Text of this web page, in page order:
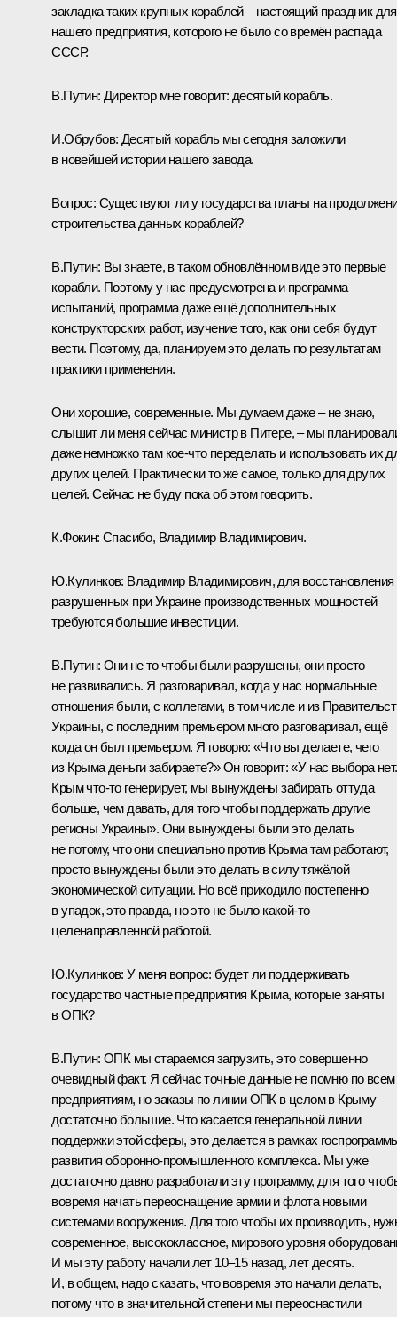
закладка таких крупных кораблей – настоящий праздник для
нашего предприятия, которого не было со времён распада
СССР.
В.Путин: Директор мне говорит: десятый корабль.
И.Обрубов: Десятый корабль мы сегодня заложили
в новейшей истории нашего завода.
Вопрос: Существуют ли у государства планы на
строительства данных кораблей?
В.Путин: Вы знаете, в таком обновлённом виде это первые
корабли. Поэтому у нас предусмотрена и программа
испытаний, программа даже ещё дополнительных
конструкторских работ, изучение того, как они себя будут
вести. Поэтому, да, планируем это делать по результатам
практики применения.
Они хорошие, современные. Мы думаем даже – не знаю,
слышит ли меня сейчас министр в Питере, – мы
даже немножко там кое‑что переделать и использовать их
других целей. Практически то же самое, только для других
целей. Сейчас не буду пока об этом говорить.
К.Фокин: Спасибо, Владимир Владимирович.
Ю.Кулинков: Владимир Владимирович, для восстановления
разрушенных при Украине производственных мощностей
требуются большие инвестиции.
В.Путин: Они не то чтобы были разрушены, они просто
не развивались. Я разговаривал, когда у нас нормальные
отношения были, с коллегами, в том числе и из
Украины, с последним премьером много разговаривал, ещё
когда он был премьером. Я говорю: «Что вы делаете, чего
из Крыма деньги забираете?» Он говорит: «У нас выбора нет.
Крым что‑то генерирует, мы вынуждены забирать оттуда
больше, чем давать, для того чтобы поддержать другие
регионы Украины». Они вынуждены были это делать
не потому, что они специально против Крыма там работают,
просто вынуждены были это делать в силу тяжёлой
экономической ситуации. Но всё приходило постепенно
в упадок, это правда, но это не было какой‑то
целенаправленной работой.
Ю.Кулинков: У меня вопрос: будет ли поддерживать
государство частные предприятия Крыма, которые заняты
в ОПК?
В.Путин: ОПК мы стараемся загрузить, это совершенно
очевидный факт. Я сейчас точные данные не помню по всем
предприятиям, но заказы по линии ОПК в целом в Крыму
достаточно большие. Что касается генеральной линии
поддержки этой сферы, это делается в рамках
развития оборонно‑промышленного комплекса. Мы уже
достаточно давно разработали эту программу, для того
вовремя начать переоснащение армии и флота новыми
системами вооружения. Для того чтобы их производить,
современное, высококлассное, мирового уровня
И мы эту работу начали лет 10–15 назад, лет десять.
И, в общем, надо сказать, что вовремя это начали делать,
потому что в значительной степени мы переоснастили